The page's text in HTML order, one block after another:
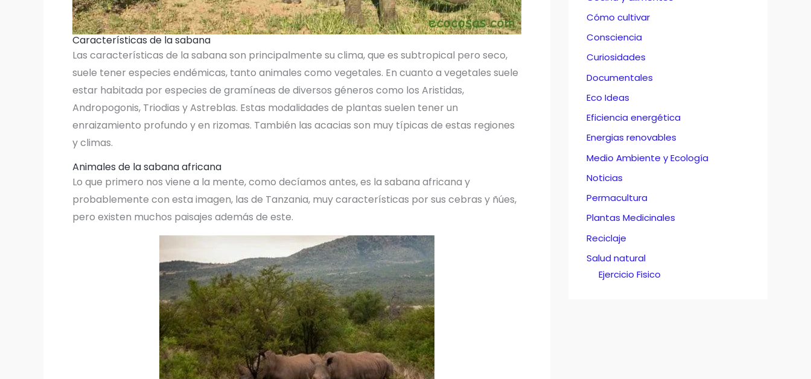
Características de la sabana
Las características de la sabana son principalmente su clima, que es subtropical pero seco,
suele tener especies endémicas, tanto animales como vegetales. En cuanto a vegetales suele
estar habitada por especies de gramíneas de diversos géneros como los Aristidas,
Andropogonis, Triodias y Astreblas. Estas modalidades de plantas suelen tener un
enraizamiento profundo y en rizomas. También las acacias son muy típicas de estas regiones
y climas.
Animales de la sabana africana
Lo que primero nos viene a la mente, como decíamos antes, es la sabana africana y
probablemente con esta imagen, las de Tanzania, muy características por sus cebras y ñúes,
pero existen muchos paisajes además de este.
Cómo cultivar
Consciencia
Curiosidades
Documentales
Eco Ideas
Eficiencia energética
Energias renovables
Medio Ambiente y Ecología
Noticias
Permacultura
Plantas Medicinales
Reciclaje
Salud natural
Ejercicio Fisico